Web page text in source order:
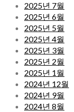
2025년 7월
2025년 6월
2025년 5월
2025년 4월
2025년 3월
2025년 2월
2025년 1월
2024년 12월
2024년 9월
2024년 8월